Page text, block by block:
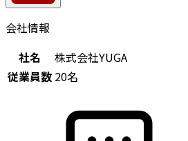
会社情報
社名
株式会社YUGA
従業員数 20名